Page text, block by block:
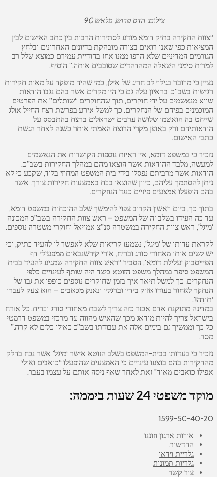
צילום: הדס פרוש, פלאש 90
“צוות החקירה בתיק דומא מודע לסתירות הרבות בין כתב האישום לבין
המציאות כפי שאנו רואים בצורה מובהקת בדיונים האחרונים ובלחץ
הגורמים המדיניים שלא הרפו ממנו אחז בהודיית עמירם כמוצא שלל רב
למרות סימני השאלה המהדהדים שסובבים אותה.” הוסיף.
נציין כי מדובר בגילוי לב חריג של אילן, כמי שהיה מופקד על מאות חקירות
רגישות בשב”כ. בראיון עלה גם כי היו מקרים אשר בהם נגבו הודאות
שווא מנאשמים על ידי חוקרים, תוך שהחוקרים “שותלים” את הפרטים
המוכמנים בפיהם של הנחקרים. כך למשל אירע בפרשת רצח החייל אולג
שייחט בה הואשמו שלושה ערבים ישראלים ברצח בהתבסס על
הודאותיהם ורק באופן מקרי הרוצח האמתי אותר כשנה לאחר הגשת
כתבי האישום.
נזכיר כי במשפט דומא, אין ראיות נוספות הקושרות את הנאשמים
למעשה, מלבד ההודאות אשר הוצאו מהם במהלך החקירות בשב”כ.
הודאות אשר מרביתם נפסלו בידי בית המשפט המחוזי בלוד, שקבע כי לא
ניתן להסתמך עליהם, כיוון שהוצאו בכח באמצעות חקירות צורך, אשר
בהם הופעלו אמצעים פיזיים כנגד הנחקרים.
בתוך כך, ביום ראשון הקרוב צפוי להימשך שלב ההוכחות במשפט דומא,
עד כה העידו בשלב זה של המשפט – ראש צוות החקירה בשב”כ המכונה
‘מיגל’, ראש צוות החקירה במשטרה סנ”צ אמויאל וחוקרי משטרה נוספים.
לקראת עדותו של ‘מיגל’, נשמעו קריאות שלא לאפשר לו להעיד בתיק, וכי
יש לשים אותו מאחורי סורג ובריח, אורי קירשנבאום ממפעילי דף
הפיייסבוק ‘עלילת דומא’, הסביר “ראש צוות החקירה שמגיע להעיד בבית
המשפט סיפר במהלך משפט הזוטא כיצד היה שותף לעינויים כלפי
הנחקרים. כך למשל תיאר איך בזמן שחוקרים נוספים כופפו את גבו של
הנחקר לאחור בעודו אזוק בידיו וברגליו ונאנק מכאבים – הוא צעק לעברו
‘תודֵה!’.
במדינה מתוקנת אדם אכזר כזה צריך לשבת מאחורי סורג ובריח. כל אזרח
בישראל צריך להיות מודאג מכך שהאיש מהווה עד מרכזי במשפט דרמטי
כל כך וממשיך גם בימים אלה את עבודתו בשב”כ כאילו כלום לא קרה.”
מסר.
נזכיר כי בעדותו בבית-המשפט בשלב הזוטא אישר ‘מיגל’ אשר נכח בחלק
מהחקירות בהם בוצעו עינויים כי האמצעים שהופעלו “כואבים ואולי
אפילו כואבים מאוד” זאת לאחר שאף ניסה אותם על עצמו בעבר.
מוקד משפטי 24 שעות ביממה:
1599-50-40-20
אודות ארגון חוננו
החדשות
גלריית וידאו
גלריות תמונות
צור קשר